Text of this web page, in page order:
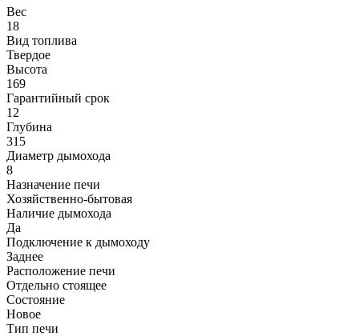
Вес
18
Вид топлива
Твердое
Высота
169
Гарантийный срок
12
Глубина
315
Диаметр дымохода
8
Назначение печи
Хозяйственно-бытовая
Наличие дымохода
Да
Подключение к дымоходу
Заднее
Расположение печи
Отдельно стоящее
Состояние
Новое
Тип печи